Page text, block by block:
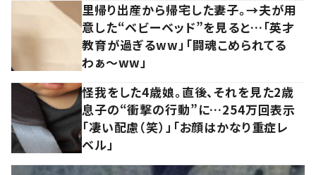
里帰り出産から帰宅した妻子。→夫が用
意した“ベビーベッド”を見ると…「英才
教育が過ぎるww」「闘魂こめられてる
わぁ～ww」
怪我をした4歳娘。直後、それを見た2歳
息子の“衝撃の行動”に…254万回表示
「凄い配慮（笑）」「お顔はかなり重症レ
ベル」